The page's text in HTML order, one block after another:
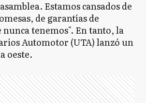
Estamos cansados de
de garantías de
tenemos". En tanto, la
Automotor (UTA) lanzó un
oeste.